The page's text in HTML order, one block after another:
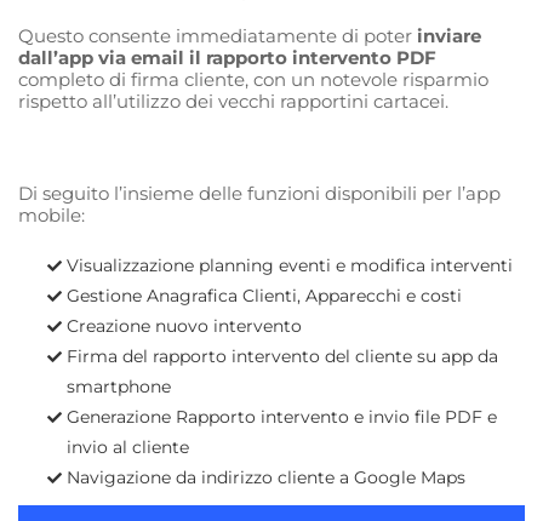
Questo consente immediatamente di poter inviare
dall’app via email il rapporto intervento PDF
completo di firma cliente, con un notevole risparmio
rispetto all’utilizzo dei vecchi rapportini cartacei.
Di seguito l’insieme delle funzioni disponibili per l’app
mobile:
Visualizzazione planning eventi e modifica interventi
Gestione Anagrafica Clienti, Apparecchi e costi
Creazione nuovo intervento
Firma del rapporto intervento del cliente su app da
smartphone
Generazione Rapporto intervento e invio file PDF e
invio al cliente
Navigazione da indirizzo cliente a Google Maps